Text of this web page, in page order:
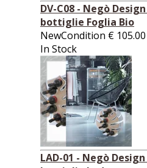
DV-C08 - Negò
bottiglie Foglia Bio
NewCondition € 105.00
In Stock
LAD-01 - Negò